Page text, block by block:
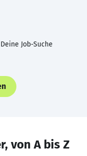
Job-Suche
von A bis Z